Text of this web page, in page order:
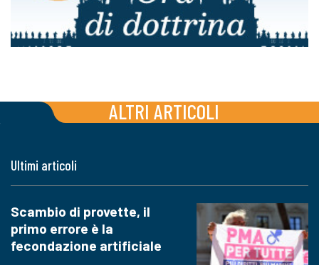
ALTRI ARTICOLI
Ultimi articoli
Scambio di provette, il
primo errore è la
fecondazione artificiale